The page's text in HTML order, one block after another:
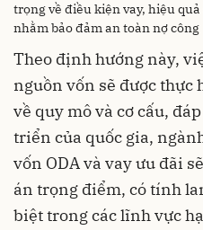
trọng về điều kiện vay, hiệu
nhằm bảo đảm an toàn nợ công
Theo định hướng này,
nguồn vốn sẽ được thực
về quy mô và cơ cấu,
triển của quốc gia,
vốn ODA và vay ưu đãi
án trọng điểm, có tính
biệt trong các lĩnh vực